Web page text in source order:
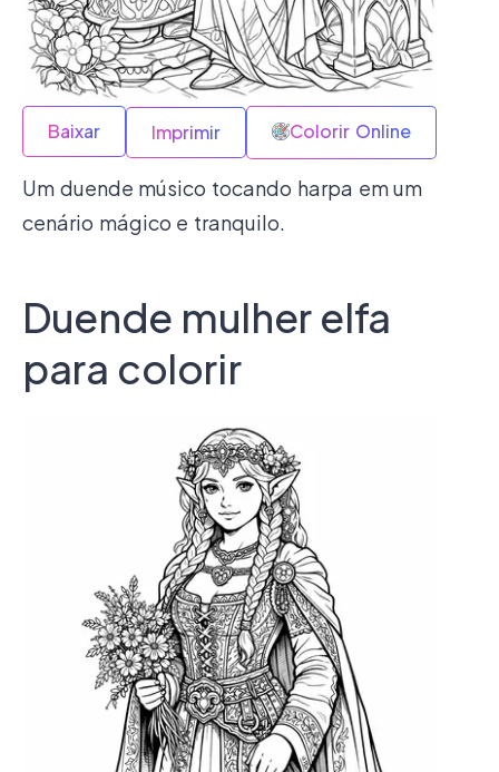
Baixar Imprimir Colorir Online
Um duende músico tocando harpa em um
cenário mágico e tranquilo.
Duende mulher elfa
para colorir